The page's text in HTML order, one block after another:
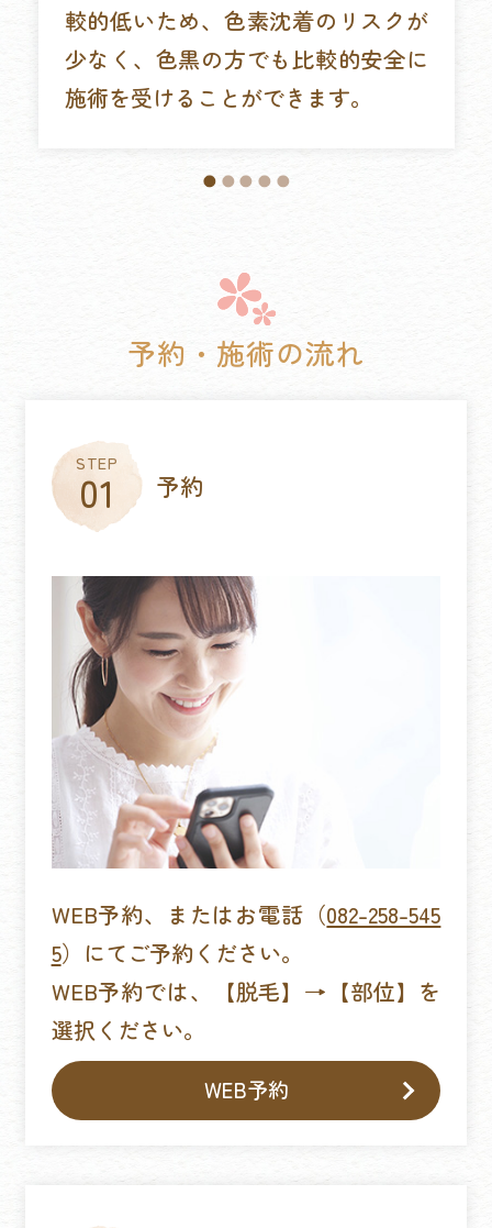
較的低いため、色素沈着のリスクが
少なく、色黒の方でも比較的安全に
施術を受けることができます。
予約・施術の流れ
予約
WEB予約、またはお電話（082-258-545
5）にてご予約ください。
WEB予約では、【脱毛】→【部位】を
選択ください。
WEB予約